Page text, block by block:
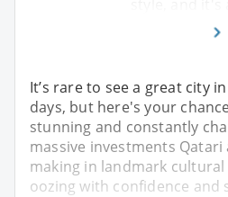
It’s rare to see a great city
days, but here's your
stunning and constantly
massive investments
making in landmark
oozing with confidence and